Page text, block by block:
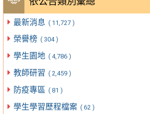
最新消息 ( 11,727 )
榮譽榜 ( 304 )
學生園地 ( 4,786 )
教師研習 ( 2,459 )
防疫專區 ( 81 )
學生學習歷程檔案 ( 62 )